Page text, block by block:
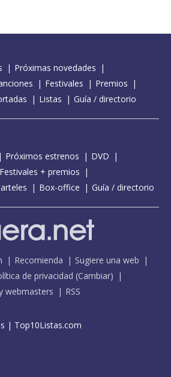
Próximas novedades
Festivales
Premios
Listas Guía / directorio
Próximos estrenos
DVD
Festivales + premios
Box-office Guía / directorio
Recomienda
Sugiere una web
de privacidad (Cambiar)
webmasters RSS
| Top10Listas.com